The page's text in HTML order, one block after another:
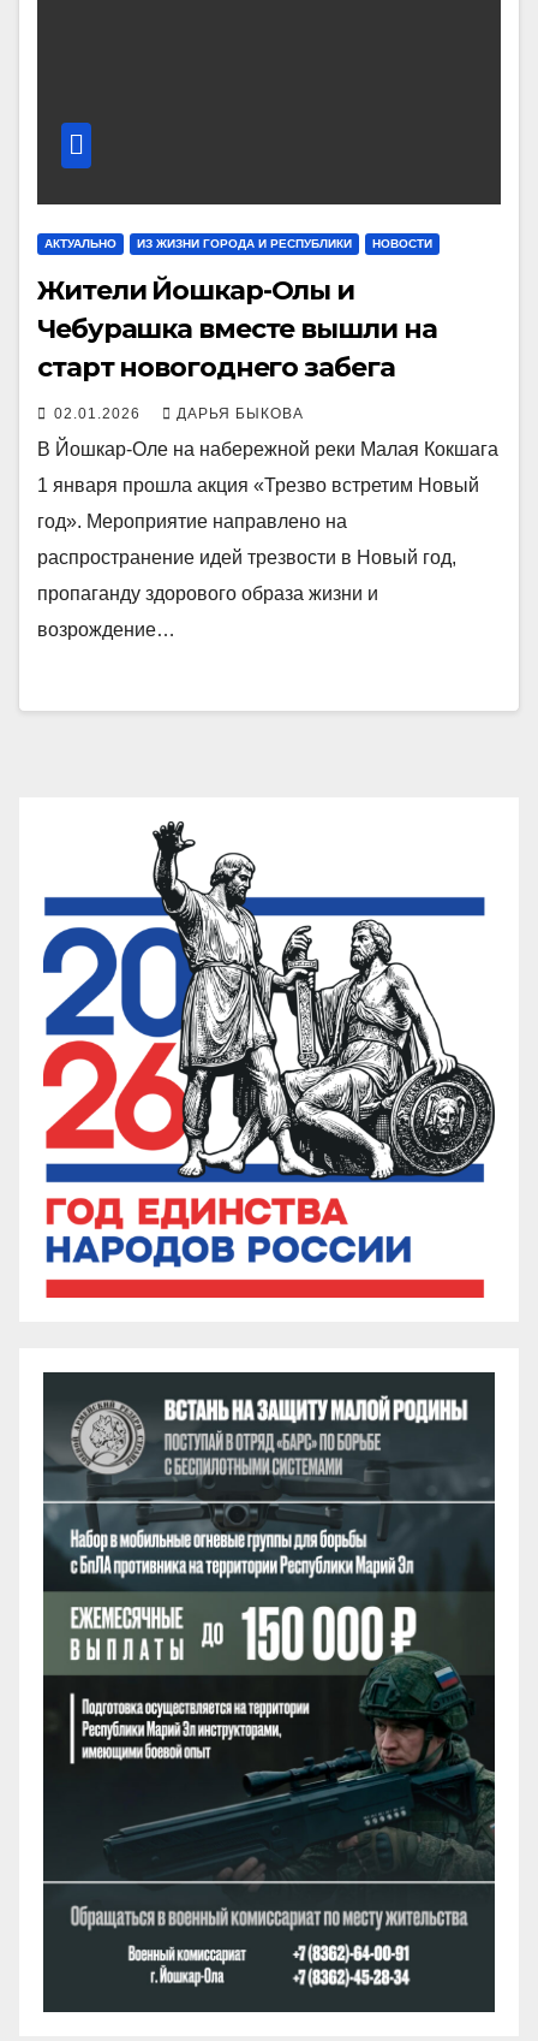
АКТУАЛЬНО ИЗ ЖИЗНИ ГОРОДА И РЕСПУБЛИКИ НОВОСТИ
Жители Йошкар-Олы и
Чебурашка вместе вышли на
старт новогоднего забега
02.01.2026 ДАРЬЯ БЫКОВА
В Йошкар-Оле на набережной реки Малая Кокшага
1 января прошла акция «Трезво встретим Новый
год». Мероприятие направлено на
распространение идей трезвости в Новый год,
пропаганду здорового образа жизни и
возрождение…